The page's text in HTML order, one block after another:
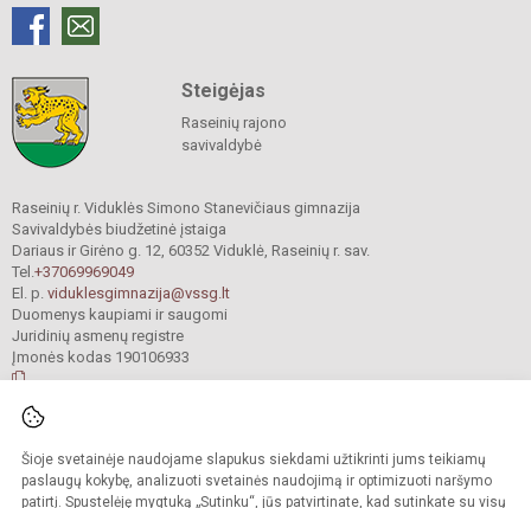
Šioje svetainėje naudojame slapukus siekdami užtikrinti jums teikiamų
paslaugų kokybę, analizuoti svetainės naudojimą ir optimizuoti naršymo
patirtį. Spustelėję mygtuką „Sutinku“, jūs patvirtinate, kad sutinkate su visų
Steigėjas
Raseinių rajono
savivaldybė
Raseinių r. Viduklės Simono Stanevičiaus gimnazija
Savivaldybės biudžetinė įstaiga
Dariaus ir Girėno g. 12, 60352 Viduklė, Raseinių r. sav.
Tel.+37069969049
El. p. viduklesgimnazija@vssg.lt
Duomenys kaupiami ir saugomi
Juridinių asmenų registre
Įmonės kodas 190106933
saugomos.
Kopijuoti turinį be raštiško gimnazijos sutikimo griežtai draudžiama.